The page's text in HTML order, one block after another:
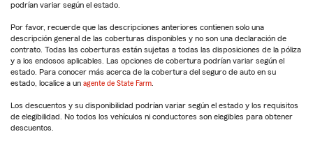
podrían variar según el estado.
Por favor, recuerde que las descripciones anteriores contienen solo una
descripción general de las coberturas disponibles y no son una declaración de
contrato. Todas las coberturas están sujetas a todas las disposiciones de la póliza
y a los endosos aplicables. Las opciones de cobertura podrían variar según el
estado. Para conocer más acerca de la cobertura del seguro de auto en su
estado, localice a un agente de State Farm
Los descuentos y su disponibilidad podrían variar según el estado y los requisitos
de elegibilidad. No todos los vehículos ni conductores son elegibles para obtener
descuentos.